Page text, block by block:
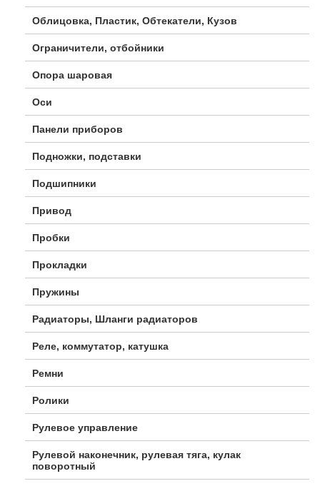
Облицовка, Пластик, Обтекатели, Кузов
Ограничители, отбойники
Опора шаровая
Оси
Панели приборов
Подножки, подставки
Подшипники
Привод
Пробки
Прокладки
Пружины
Радиаторы, Шланги радиаторов
Реле, коммутатор, катушка
Ремни
Ролики
Рулевое управление
Рулевой наконечник, рулевая тяга, кулак
поворотный